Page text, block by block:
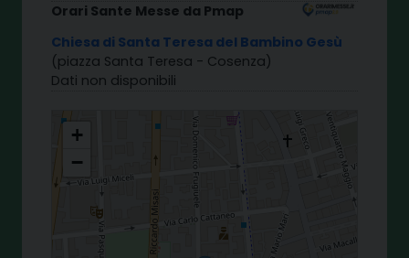
Orari Sante Messe da Pmap
Chiesa di Santa Teresa del Bambino Gesù
(piazza Santa Teresa - Cosenza)
Dati non disponibili
S. TERESA DEL BAMBINO GESU' - COSENZA
+
−